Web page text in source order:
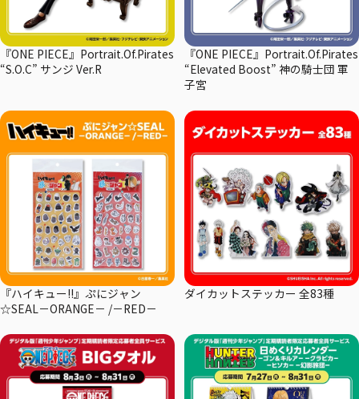
『ONE PIECE』Portrait.Of.Pirates
“S.O.C” サンジ Ver.R
『ONE PIECE』Portrait.Of.Pirates
“Elevated Boost” 神の騎士団 軍
子宮
『ハイキュー!!』ぷにジャン
☆SEAL－ORANGE－ /－RED－
ダイカットステッカー 全83種